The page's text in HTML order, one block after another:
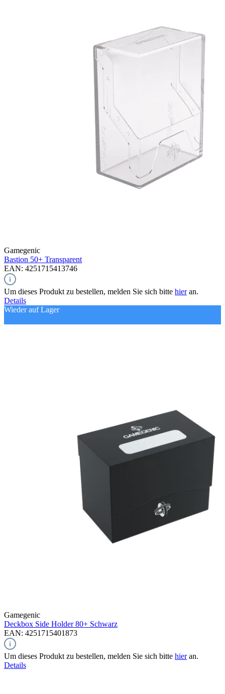
Gamegenic
Bastion 50+ Transparent
EAN: 4251715413746
Um dieses Produkt zu bestellen, melden Sie sich bitte hieran.
Details
Wieder auf Lager
Gamegenic
Deckbox Side Holder 80+ Schwarz
EAN: 4251715401873
Um dieses Produkt zu bestellen, melden Sie sich bitte hieran.
Details